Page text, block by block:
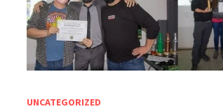
UNCATEGORIZED